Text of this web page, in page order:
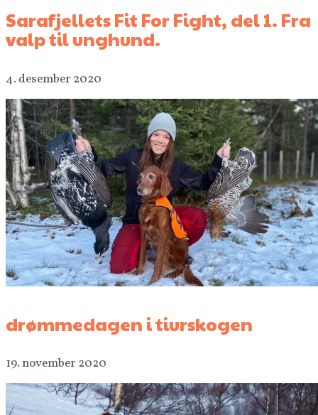
Sarafjellets Fit For Fight, del 1. Fra
valp til unghund.
4. desember 2020
drømmedagen i tiurskogen
19. november 2020